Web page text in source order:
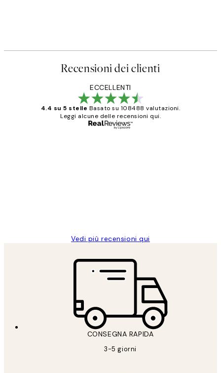
Recensioni dei clienti
ECCELLENTI
4.4 su 5 stelle Basato su 108488 valutazioni.
Leggi alcune delle recensioni qui.
Vedi più recensioni qui
CONSEGNA RAPIDA
3-5 giorni